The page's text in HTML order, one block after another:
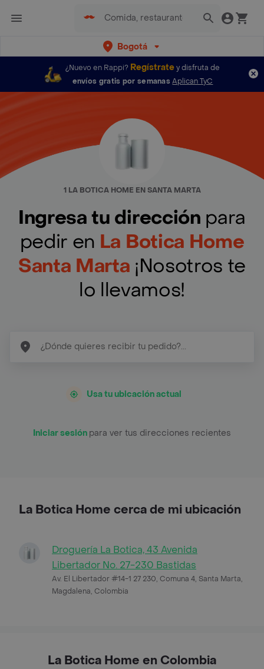
Bogotá
¿Nuevo en Rappi? Regístratey disfruta de
envíos gratis por semanas Aplican TyC
1 LA BOTICA HOME EN SANTA MARTA
Ingresa tu dirección para
pedir en La Botica Home
Santa Marta ¡Nosotros te
lo llevamos!
Usa tu ubicación actual
Iniciar sesión para ver tus direcciones recientes
La Botica Home cerca de mi ubicación
Droguería La Botica, 43 Avenida
Libertador No. 27-230 Bastidas
Av. El Libertador #14-1 27 230, Comuna 4, Santa Marta,
Magdalena, Colombia
La Botica Home en Colombia